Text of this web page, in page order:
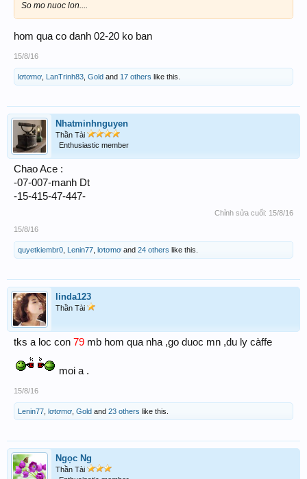
So mo nuoc lon....
hom qua co danh 02-20 ko ban
15/8/16
lơtơmơ LanTrinh83 Gold and 17 others like this.
Nhatminhnguyen
Thần Tài
Enthusiastic member
Chao Ace :
-07-007-manh Dt
-15-415-47-447-
Chỉnh sửa cuối: 15/8/16
15/8/16
quyetkiembr0 Lenin77 lơtơmơ and 24 others like this.
linda123
Thần Tài
tks a loc con 79 mb hom qua nha ,go duoc mn ,du ly càffe
moi a .
15/8/16
Lenin77 lơtơmơ Gold and 23 others like this.
Ngọc Ng
Thần Tài